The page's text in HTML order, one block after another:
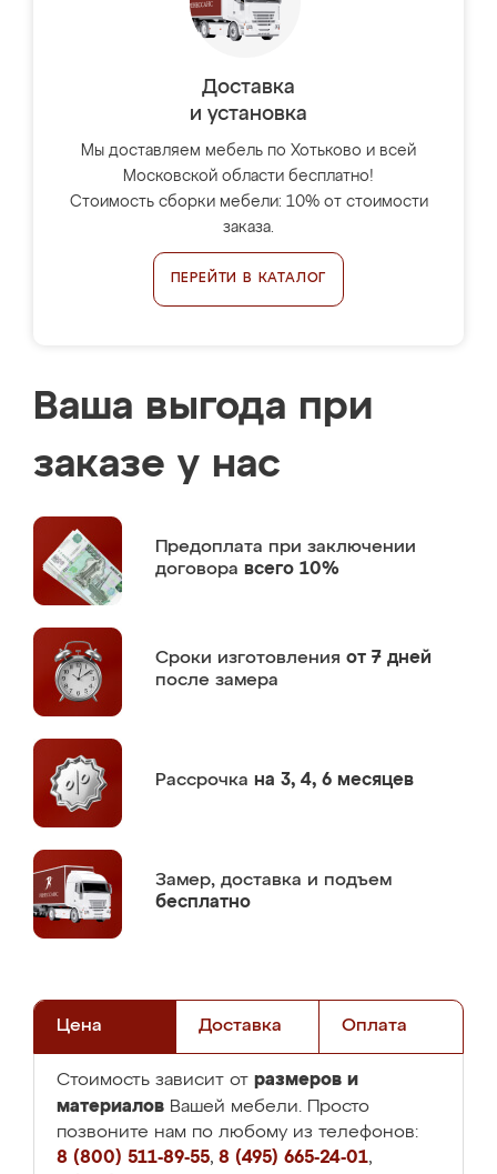
Доставка
и установка
Мы доставляем мебель по Хотьково и всей
Московской области бесплатно!
Стоимость сборки мебели: 10% от стоимости
заказа.
ПЕРЕЙТИ В КАТАЛОГ
Ваша выгода при
заказе у нас
Предоплата при заключении
договора всего 10%
Сроки изготовления от 7 дней
после замера
Рассрочка на 3, 4, 6 месяцев
Замер, доставка и подъем
бесплатно
Цена Доставка Оплата
Стоимость зависит от размеров и
материалов Вашей мебели. Просто
позвоните нам по любому из телефонов:
8 (800) 511-89-55, 8 (495) 665-24-01,